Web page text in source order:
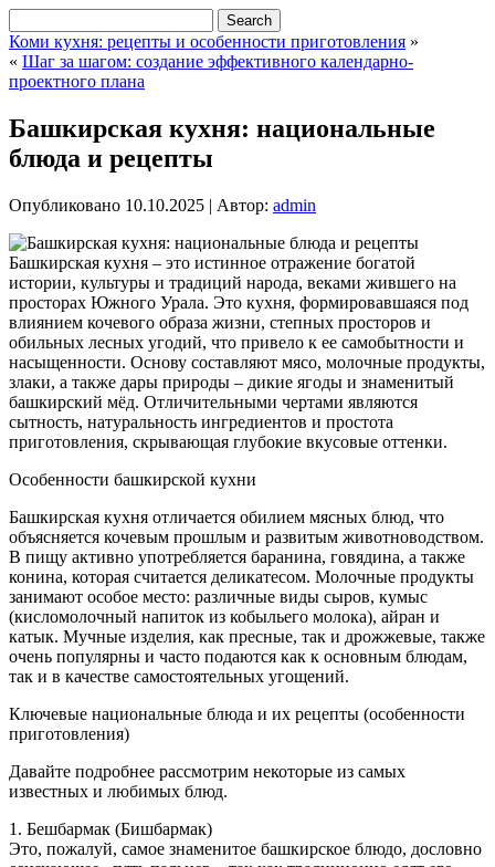
Коми кухня: рецепты и особенности приготовления »
« Шаг за шагом: создание эффективного календарно-
проектного плана
Башкирская кухня: национальные
блюда и рецепты
Опубликовано 10.10.2025 | Автор: admin
Башкирская кухня – это истинное отражение богатой
истории, культуры и традиций народа, веками жившего на
просторах Южного Урала. Это кухня, формировавшаяся под
влиянием кочевого образа жизни, степных просторов и
обильных лесных угодий, что привело к ее самобытности и
насыщенности. Основу составляют мясо, молочные продукты,
злаки, а также дары природы – дикие ягоды и знаменитый
башкирский мёд. Отличительными чертами являются
сытность, натуральность ингредиентов и простота
приготовления, скрывающая глубокие вкусовые оттенки.
Особенности башкирской кухни
Башкирская кухня отличается обилием мясных блюд, что
объясняется кочевым прошлым и развитым животноводством.
В пищу активно употребляется баранина, говядина, а также
конина, которая считается деликатесом. Молочные продукты
занимают особое место: различные виды сыров, кумыс
(кисломолочный напиток из кобыльего молока), айран и
катык. Мучные изделия, как пресные, так и дрожжевые, также
очень популярны и часто подаются как к основным блюдам,
так и в качестве самостоятельных угощений.
Ключевые национальные блюда и их рецепты (особенности
приготовления)
Давайте подробнее рассмотрим некоторые из самых
известных и любимых блюд.
1. Бешбармак (Бишбармак)
Это, пожалуй, самое знаменитое башкирское блюдо, дословно